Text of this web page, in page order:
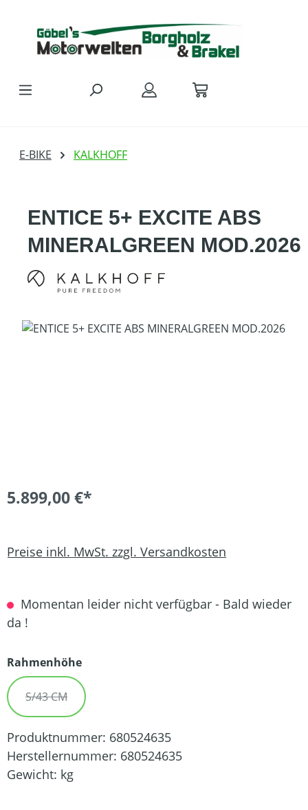
E-BIKE KALKHOFF
ENTICE 5+ EXCITE ABS
MINERALGREEN MOD.2026
Bildergalerie überspringen
5.899,00 €*
Preise inkl. MwSt. zzgl. Versandkosten
Momentan leider nicht verfügbar - Bald wieder
da !
Rahmenhöheauswählen
S/43 CM(DIESE OPTION IST ZURZEIT NICHT VERFÜGBAR.)
Produktnummer: 680524635
Herstellernummer: 680524635
Gewicht: kg